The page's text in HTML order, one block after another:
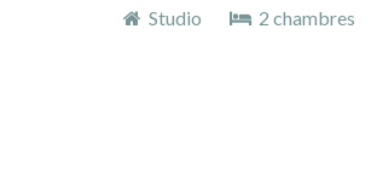
Studio
2 chambres